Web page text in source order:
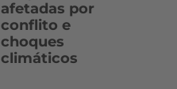
afetadas por
conflito e
choques
climáticos